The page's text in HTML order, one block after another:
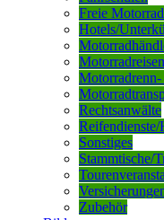
Freie
Hotels/
Motorradrenn-
Rechtsanwälte
Reifendienste/
Sonstiges
Stammtische/
Zubehör